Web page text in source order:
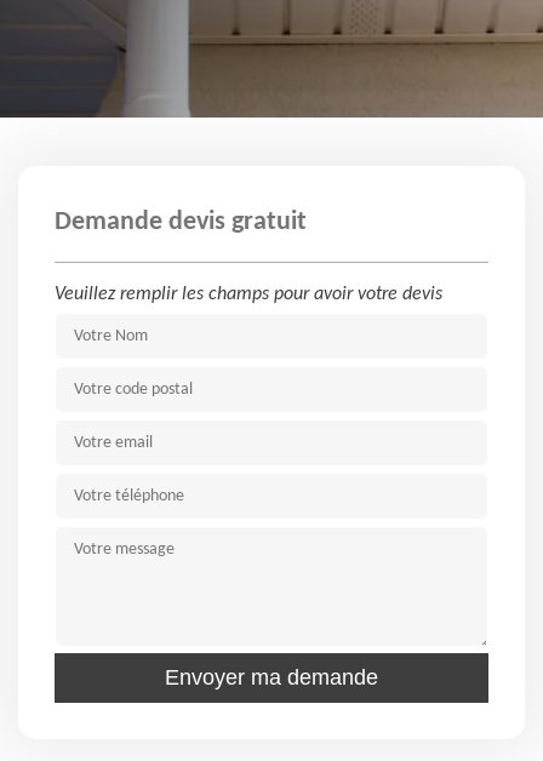
Demande devis gratuit
Veuillez remplir les champs pour avoir votre devis